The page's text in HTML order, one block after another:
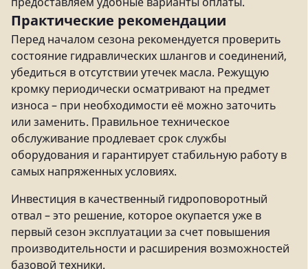
Практические рекомендации
Перед началом сезона рекомендуется проверить
состояние гидравлических шлангов и соединений,
убедиться в отсутствии утечек масла. Режущую
кромку периодически осматривают на предмет
износа – при необходимости её можно заточить
или заменить. Правильное техническое
обслуживание продлевает срок службы
оборудования и гарантирует стабильную работу в
самых напряженных условиях.
Инвестиция в качественный гидроповоротный
отвал – это решение, которое окупается уже в
первый сезон эксплуатации за счет повышения
производительности и расширения возможностей
базовой техники.